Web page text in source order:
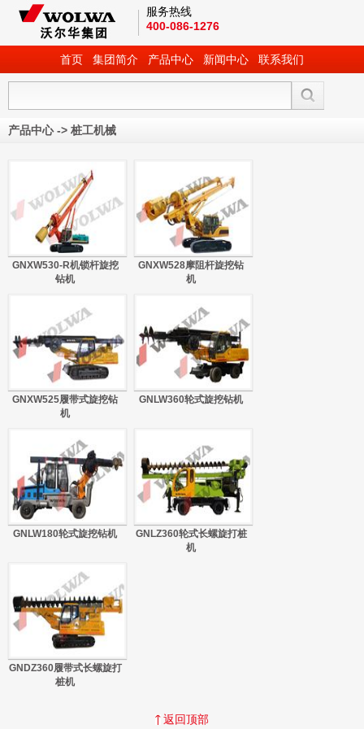
服务热线
400-086-1276
首页 集团简介 产品中心 新闻中心 联系我们
产品中心-> 桩工机械
GNXW530-R机锁杆旋挖
钻机
GNXW528摩阻杆旋挖钻
机
GNXW525履带式旋挖钻
机
GNLW360轮式旋挖钻机
GNLW180轮式旋挖钻机
GNLZ360轮式长螺旋打桩
机
GNDZ360履带式长螺旋打
桩机
返回顶部